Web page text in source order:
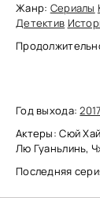
Жанр: Сериалы
Детектив
Год выхода:2017
Актеры: Сюй
Лю Гуаньлинь,
Последняя